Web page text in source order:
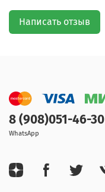
Написать отзыв
8 (908)051-46-30
WhatsApp